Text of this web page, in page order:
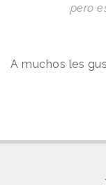
pero
A muchos les